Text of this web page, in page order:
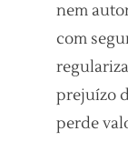
nem
com
prejuízo
perde